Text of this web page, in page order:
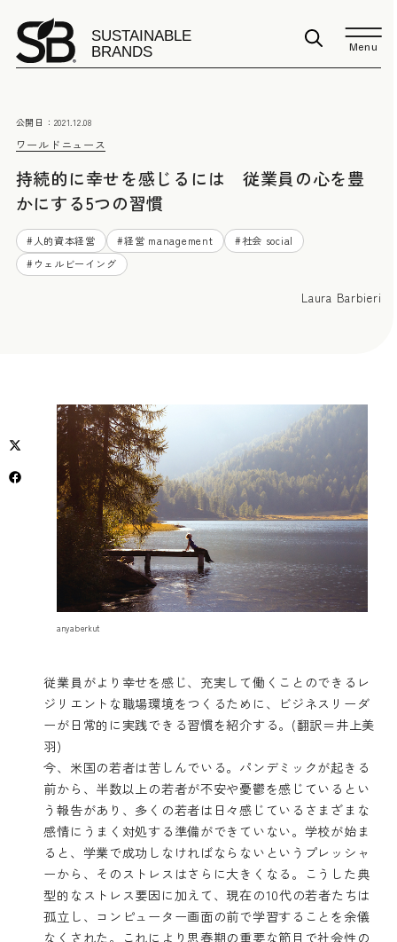
Menu
ワールドニュース
公開日： 2021.12.08
持続的に幸せを感じるには 従業員の心を豊
かにする5つの習慣
# 人的資本経営 #経営 management #社会 social
#ウェルビーイング
Laura Barbieri
anyaberkut
従業員がより幸せを感じ、充実して働くことのできるレ
ジリエントな職場環境をつくるために、ビジネスリーダ
ーが日常的に実践できる習慣を紹介する。(翻訳＝井上美
羽)
今、米国の若者は苦しんでいる。パンデミックが起きる
前から、半数以上の若者が不安や憂鬱を感じているとい
う報告があり、多くの若者は日々感じているさまざまな
感情にうまく対処する準備ができていない。学校が始ま
ると、学業で成功しなければならないというプレッシャ
ーから、そのストレスはさらに大きくなる。こうした典
型的なストレス要因に加えて、現在の10代の若者たちは
孤立し、コンピューター画面の前で学習することを余儀
なくされた。これにより思春期の重要な節目で社会性の